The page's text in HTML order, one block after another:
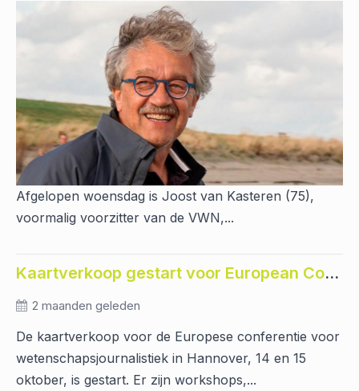
Afgelopen woensdag is Joost van Kasteren (75),
voormalig voorzitter van de VWN,...
Kaartverkoop gestart voor European Conference for Science Journalism 2026 Hannover
2 maanden geleden
De kaartverkoop voor de Europese conferentie voor
wetenschapsjournalistiek in Hannover, 14 en 15
oktober, is gestart. Er zijn workshops,...